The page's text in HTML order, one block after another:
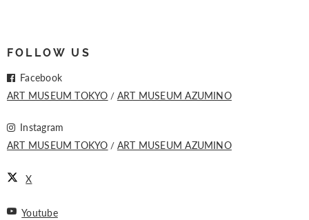
FOLLOW US
Facebook
ART MUSEUM TOKYO
ART MUSEUM AZUMINO
Instagram
ART MUSEUM TOKYO
ART MUSEUM AZUMINO
X
Youtube